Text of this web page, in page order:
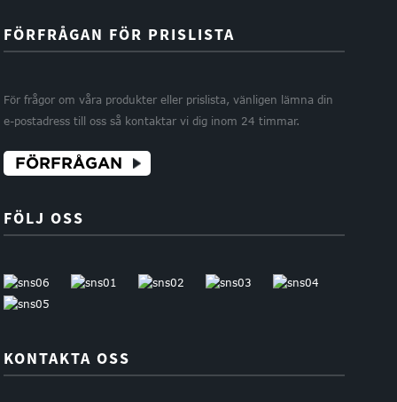
FÖRFRÅGAN FÖR PRISLISTA
För frågor om våra produkter eller prislista, vänligen lämna din
e-postadress till oss så kontaktar vi dig inom 24 timmar.
FÖRFRÅGAN
FÖLJ OSS
KONTAKTA OSS